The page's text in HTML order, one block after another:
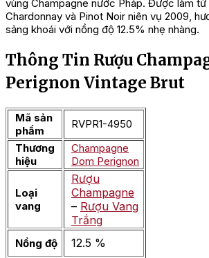
vùng Champagne nước Pháp. Được làm từ
Chardonnay và Pinot Noir niên vụ 2009,
sảng khoái với nồng độ 12.5% nhẹ nhàng.
Thông Tin Rượu
Perignon Vintage Brut
Mã sản
phẩm
RVPR1-4950
Thương
hiệu
Champagne
Dom Perignon
Loại
vang
Rượu
Champagne
– Rượu Vang
Trắng
Nồng độ 12.5 %